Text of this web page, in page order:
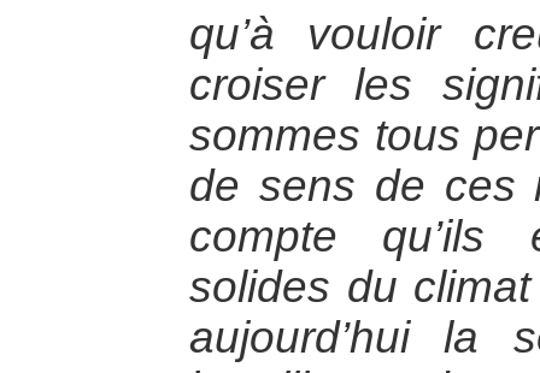
qu’à vouloir
croiser les
sommes tous
de sens de ces
compte qu’ils
solides du
aujourd’hui la